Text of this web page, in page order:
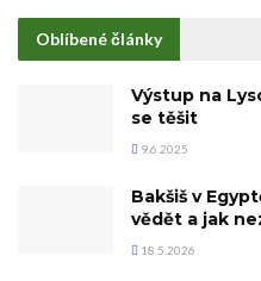
Oblíbené články
Výstup na
se těšit
9.6.2025
Bakšiš v
vědět a jak
18.5.2026